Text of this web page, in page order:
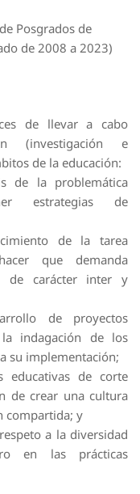
Posgrados de
de 2008 a 2023)
de llevar a cabo
(investigación e
de la educación:
la problemática
estrategias de
de la tarea
que demanda
de carácter inter y
de proyectos
indagación de los
su implementación;
de corte
de crear una cultura
compartida; y
a la diversidad
en las prácticas